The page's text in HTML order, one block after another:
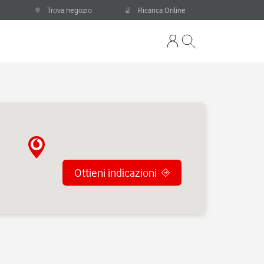
Trova negozio Ricarica Online
Ottieni indicazioni